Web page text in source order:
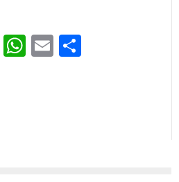
LinkedIn
WhatsApp
Email